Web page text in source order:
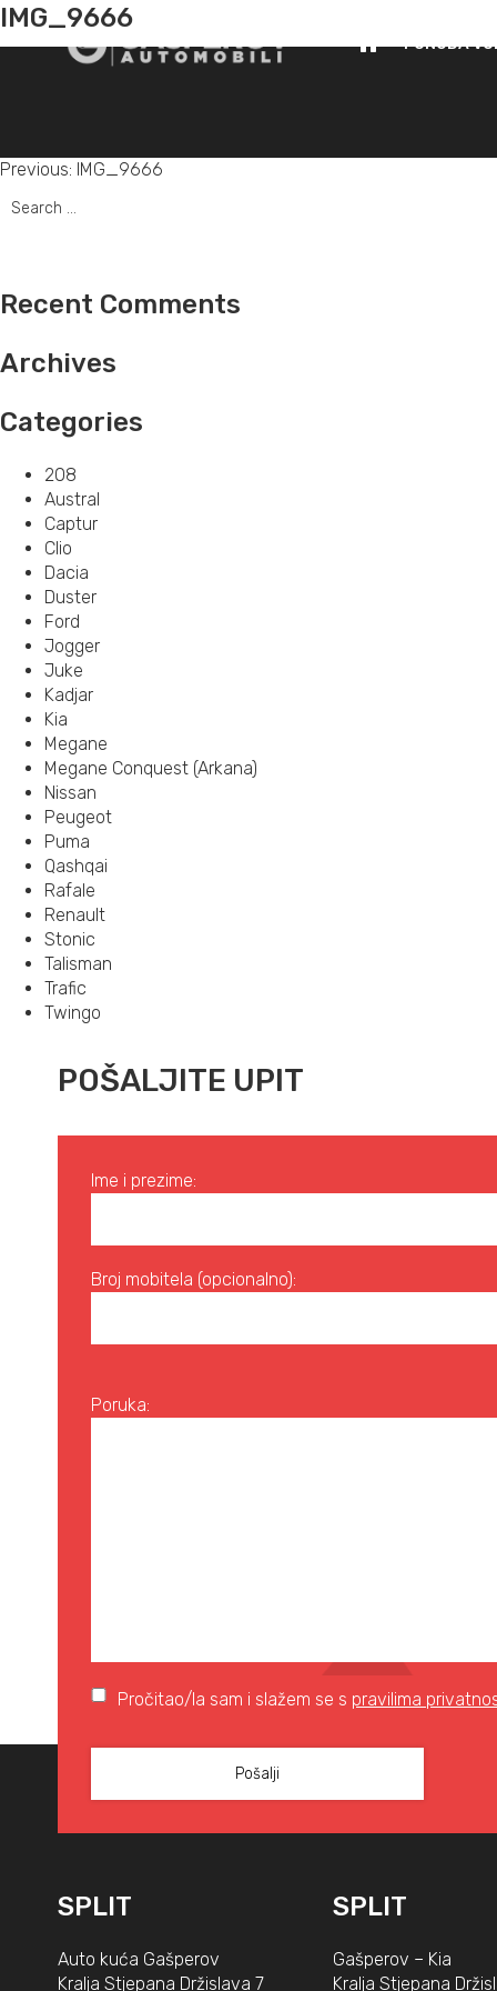
PONUDA
IMG_9666
Post
navigation
Previous: IMG_9666
for:
Recent Comments
Archives
Categories
208
Austral
Captur
Clio
Dacia
Duster
Ford
Jogger
Juke
Kadjar
Kia
Megane
Megane Conquest (Arkana)
Nissan
Peugeot
Puma
Qashqai
Rafale
Renault
Stonic
Talisman
Trafic
Twingo
POŠALJITE UPIT
Ime i prezime:
Broj mobitela (opcionalno):
Poruka:
Pročitao/la sam i slažem se s pravilima
SPLIT
Auto kuća Gašperov
Kralja Stjepana Držislava 7
SPLIT
Gašperov – Kia
Kralja Stjepana